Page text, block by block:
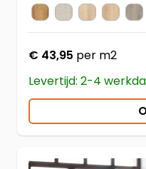
KleurMJ3551 Woestijn
MJ3547MJ3545
€ 43,95 per m2
Levertijd: 2-4